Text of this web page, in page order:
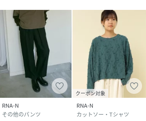
RNA-N
その他のパンツ
クーポン対象
RNA-N
カットソー・Tシャツ